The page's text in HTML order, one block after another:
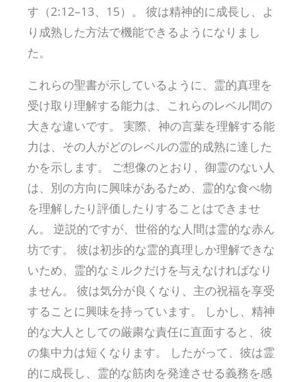
す（2:12–13、15）。 彼は精神的に成長し、よ
り成熟した方法で機能できるようになりまし
た。
これらの聖書が示しているように、霊的真理を
受け取り理解する能力は、これらのレベル間の
大きな違いです。 実際、神の言葉を理解する能
力は、その人がどのレベルの霊的成熟に達した
かを示します。 ご想像のとおり、御霊のない人
は、別の方向に興味があるため、霊的な食べ物
を理解したり評価したりすることはできませ
ん。 逆説的ですが、世俗的な人間は霊的な赤ん
坊です。 彼は初歩的な霊的真理しか理解できな
いため、霊的なミルクだけを与えなければなり
ません。 彼は気分が良くなり、主の祝福を享受
することに興味を持っています。 しかし、精神
的な大人としての厳粛な責任に直面すると、彼
の集中力は短くなります。 したがって、彼は霊
的に成長し、霊的な筋肉を発達させる義務を感